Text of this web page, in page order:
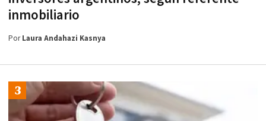
inmobiliario
PorLaura Andahazi Kasnya